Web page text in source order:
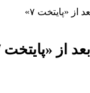
«پایتخت ۷»
از «پایتخت ۷»